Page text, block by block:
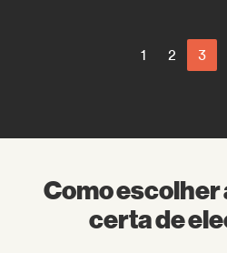
1 2 3
Como escolher
certa de